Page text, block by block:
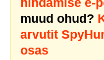
muud ohud?
arvutit
osas